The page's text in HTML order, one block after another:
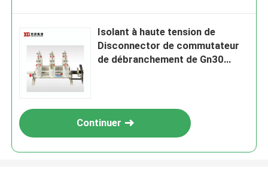
Isolant à haute tension de
Disconnector de commutateur
de débranchement de Gn30
Continuer